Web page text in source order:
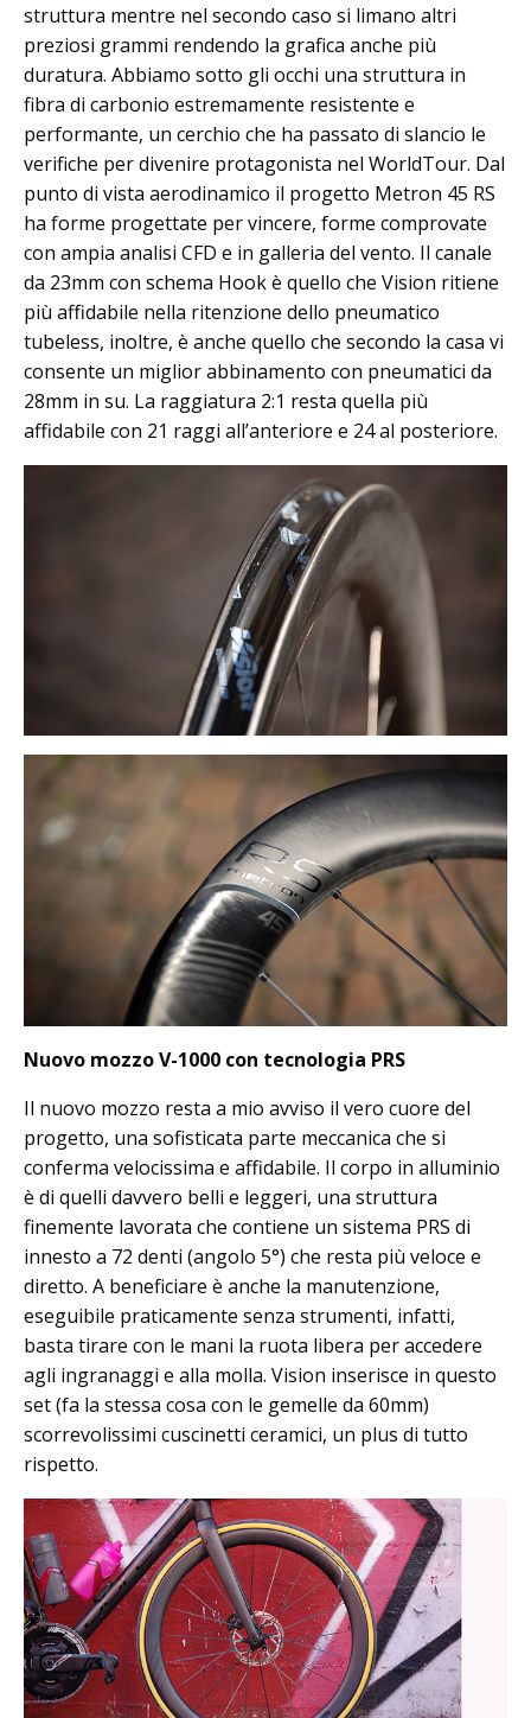
struttura mentre nel secondo caso si limano altri
preziosi grammi rendendo la grafica anche più
duratura. Abbiamo sotto gli occhi una struttura in
fibra di carbonio estremamente resistente e
performante, un cerchio che ha passato di slancio le
verifiche per divenire protagonista nel WorldTour. Dal
punto di vista aerodinamico il progetto Metron 45 RS
ha forme progettate per vincere, forme comprovate
con ampia analisi CFD e in galleria del vento. Il canale
da 23mm con schema Hook è quello che Vision ritiene
più affidabile nella ritenzione dello pneumatico
tubeless, inoltre, è anche quello che secondo la casa vi
consente un miglior abbinamento con pneumatici da
28mm in su. La raggiatura 2:1 resta quella più
affidabile con 21 raggi all’anteriore e 24 al posteriore.
Nuovo mozzo V-1000 con tecnologia PRS
Il nuovo mozzo resta a mio avviso il vero cuore del
progetto, una sofisticata parte meccanica che si
conferma velocissima e affidabile. Il corpo in alluminio
è di quelli davvero belli e leggeri, una struttura
finemente lavorata che contiene un sistema PRS di
innesto a 72 denti (angolo 5°) che resta più veloce e
diretto. A beneficiare è anche la manutenzione,
eseguibile praticamente senza strumenti, infatti,
basta tirare con le mani la ruota libera per accedere
agli ingranaggi e alla molla. Vision inserisce in questo
set (fa la stessa cosa con le gemelle da 60mm)
scorrevolissimi cuscinetti ceramici, un plus di tutto
rispetto.